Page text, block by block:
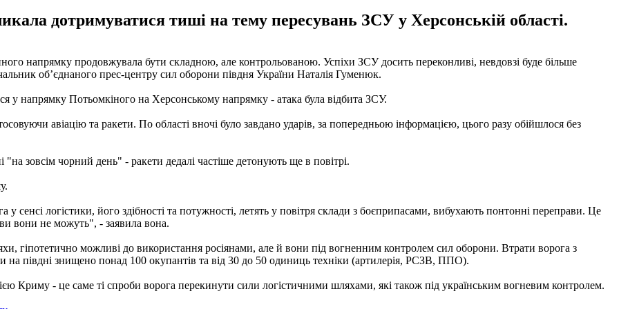
дотримуватися тиші на тему пересувань ЗСУ у Херсонській області.
напрямку продовжувала бути складною, але контрольованою. Успіхи ЗСУ досить переконливі, невдовзі буде більше
об’єднаного прес-центру сил оборони півдня України Наталія Гуменюк.
у напрямку Потьомкіного на Херсонському напрямку - атака була відбита ЗСУ.
авіацію та ракети. По області вночі було завдано ударів, за попередньою інформацією, цього разу обійшлося без
зовсім чорний день" - ракети дедалі частіше детонують ще в повітрі.
логістики, його здібності та потужності, летять у повітря склади з боєприпасами, вибухають понтонні переправи. Це
вони не можуть", - заявила вона.
гіпотетично можливі до використання росіянами, але й вони під вогненним контролем сил оборони. Втрати ворога з
на півдні знищено понад 100 окупантів та від 30 до 50 одиниць техніки (артилерія, РСЗВ, ППО).
Криму - це саме ті спроби ворога перекинути сили логістичними шляхами, які також під українським вогневим контролем.